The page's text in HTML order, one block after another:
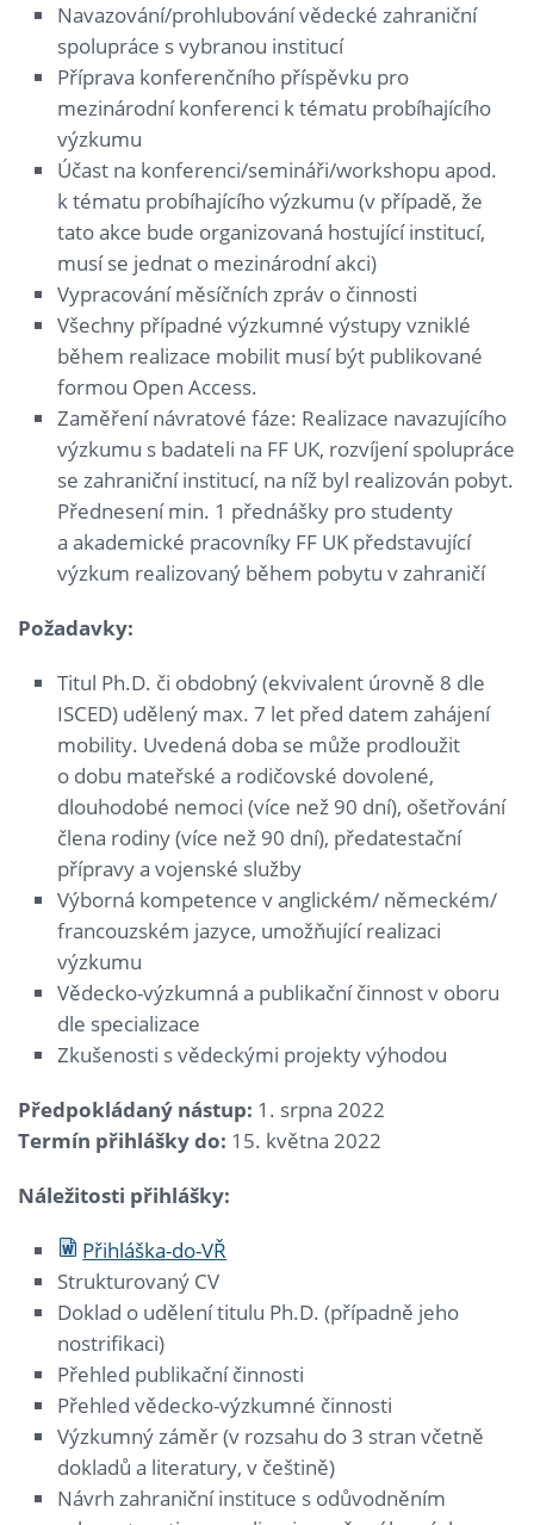
Navazování/prohlubování vědecké zahraniční
spolupráce s vybranou institucí
Příprava konferenčního příspěvku pro
mezinárodní konferenci k tématu probíhajícího
výzkumu
Účast na konferenci/semináři/workshopu apod.
k tématu probíhajícího výzkumu (v případě, že
tato akce bude organizovaná hostující institucí,
musí se jednat o mezinárodní akci)
Vypracování měsíčních zpráv o činnosti
Všechny případné výzkumné výstupy vzniklé
během realizace mobilit musí být publikované
formou Open Access.
Zaměření návratové fáze: Realizace navazujícího
výzkumu s badateli na FF UK, rozvíjení spolupráce
se zahraniční institucí, na níž byl realizován pobyt.
Přednesení min. 1 přednášky pro studenty
a akademické pracovníky FF UK představující
výzkum realizovaný během pobytu v zahraničí
Požadavky:
Titul Ph.D. či obdobný (ekvivalent úrovně 8 dle
ISCED) udělený max. 7 let před datem zahájení
mobility. Uvedená doba se může prodloužit
o dobu mateřské a rodičovské dovolené,
dlouhodobé nemoci (více než 90 dní), ošetřování
člena rodiny (více než 90 dní), předatestační
přípravy a vojenské služby
Výborná kompetence v anglickém/ německém/
francouzském jazyce, umožňující realizaci
výzkumu
Vědecko-výzkumná a publikační činnost v oboru
dle specializace
Zkušenosti s vědeckými projekty výhodou
Předpokládaný nástup: 1. srpna 2022
Termín přihlášky do: 15. května 2022
Náležitosti přihlášky:
Přihláška-do-VŘ
Strukturovaný CV
Doklad o udělení titulu Ph.D. (případně jeho
nostrifikaci)
Přehled publikační činnosti
Přehled vědecko-výzkumné činnosti
Výzkumný záměr (v rozsahu do 3 stran včetně
dokladů a literatury, v češtině)
Návrh zahraniční instituce s odůvodněním